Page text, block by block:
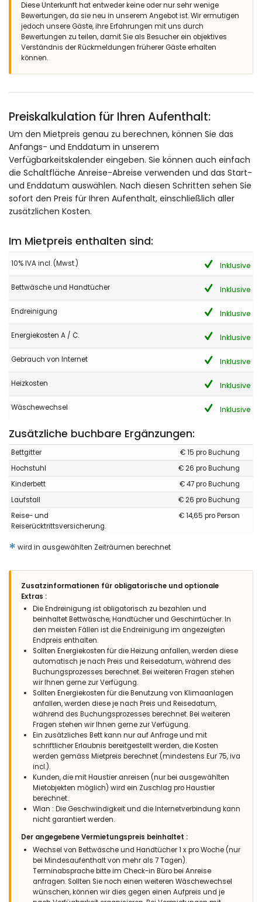
Diese Unterkunft hat entweder keine oder nur sehr wenige
Bewertungen, da sie neu in unserem Angebot ist. Wir ermutigen
jedoch unsere Gäste, ihre Erfahrungen mit uns durch
Bewertungen zu teilen, damit Sie als Besucher ein objektives
Verständnis der Rückmeldungen früherer Gäste erhalten
können.
Preiskalkulation für Ihren Aufenthalt:
Um den Mietpreis genau zu berechnen, können Sie das
Anfangs- und Enddatum in unserem
Verfügbarkeitskalender eingeben. Sie können auch einfach
die Schaltfläche Anreise-Abreise verwenden und das Start-
und Enddatum auswählen. Nach diesen Schritten sehen Sie
sofort den Preis für Ihren Aufenthalt, einschließlich aller
zusätzlichen Kosten.
Im Mietpreis enthalten sind:
10% IVA incl. (Mwst.) Inklusive
Bettwäsche und Handtücher Inklusive
Endreinigung Inklusive
Energiekosten A / C. Inklusive
Gebrauch von Internet Inklusive
Heizkosten Inklusive
Wäschewechsel Inklusive
Zusätzliche buchbare Ergänzungen:
Bettgitter
€ 15 pro Buchung
Hochstuhl
€ 26 pro Buchung
Kinderbett
€ 47 pro Buchung
Laufstall
€ 26 pro Buchung
Reise- und
Reiserücktrittsversicherung.
€ 14,65 pro Person
* wird in ausgewählten Zeiträumen berechnet
Zusatzinformationen für obligatorische und optionale
Extras :
Die Endreinigung ist obligatorisch zu bezahlen und
beinhaltet Bettwäsche, Handtücher und Geschirrtücher. In
den meisten Fällen ist die Endreinigung im angezeigten
Endpreis enthalten.
Sollten Energiekosten für die Heizung anfallen, werden diese
automatisch je nach Preis und Reisedatum, während des
Buchungsprozesses berechnet. Bei weiteren Fragen stehen
wir Ihnen gerne zur Verfügung.
Sollten Energiekosten für die Benutzung von Klimaanlagen
anfallen, werden diese je nach Preis und Reisedatum,
während des Buchungsprozesses berechnet. Bei weiteren
Fragen stehen wir Ihnen gerne zur Verfügung.
Ein zusätzliches Bett kann nur auf Anfrage und mit
schriftlicher Erlaubnis bereitgestellt werden, die Kosten
werden gemäss Mietpreis berechnet (mindestens Eur 75, iva
incl.).
Kunden, die mit Haustier anreisen (nur bei ausgewählten
Mietobjekten möglich) wird ein Zuschlag pro Haustier
berechnet.
Wlan : Die Geschwindigkeit und die Internetverbindung kann
nicht garantiert werden.
Der angegebene Vermietungspreis beinhaltet :
Wechsel von Bettwäsche und Handtücher 1 x pro Woche (nur
bei Mindesaufenthalt von mehr als 7 Tagen).
Terminabsprache bitte im Check-in Büro bei Anreise
anfragen. Sollten Sie noch einen weiteren Wäschewechsel
wünschen, können wir dies gegen einen Aufpreis und je